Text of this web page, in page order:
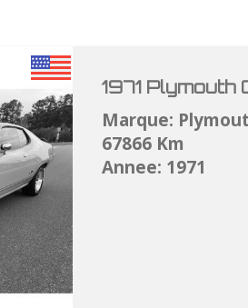
1971 Plymouth
Marque:
67866 Km
Annee: 1971